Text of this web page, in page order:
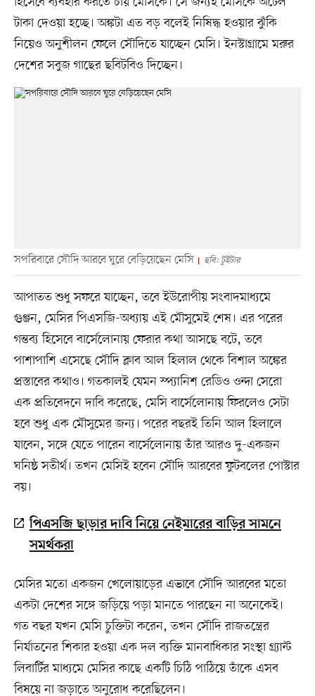
টাকা দেওয়া হচ্ছে। অঙ্কটা এত বড় বলেই নিষিদ্ধ হওয়ার ঝুঁকি
নিয়েও অনুশীলন ফেলে সৌদিতে যাচ্ছেন মেসি। ইনস্টাগ্রামে মরুর
দেশের সবুজ গাছের ছবিটবিও দিচ্ছেন।
সপরিবারে সৌদি আরবে ঘুরে বেড়িয়েছেন মেসি ছবি: টুইটার
আপাতত শুধু সফরে যাচ্ছেন, তবে ইউরোপীয় সংবাদমাধ্যমে
গুঞ্জন, মেসির পিএসজি-অধ্যায় এই মৌসুমেই শেষ। এর পরের
গন্তব্য হিসেবে বার্সেলোনায় ফেরার কথা আসছে বটে, তবে
পাশাপাশি এসেছে সৌদি ক্লাব আল হিলাল থেকে বিশাল অঙ্কের
প্রস্তাবের কথাও। গতকালই যেমন স্প্যানিশ রেডিও ওন্দা সেরো
এক প্রতিবেদনে দাবি করেছে, মেসি বার্সেলোনায় ফিরলেও সেটা
হবে শুধু এক মৌসুমের জন্য। পরের বছরই তিনি আল হিলালে
যাবেন, সঙ্গে যেতে পারেন বার্সেলোনায় তাঁর আরও দু-একজন
ঘনিষ্ঠ সতীর্থ। তখন মেসিই হবেন সৌদি আরবের ফুটবলের পোস্টার
বয়।
পিএসজি ছাড়ার দাবি নিয়ে নেইমারের বাড়ির সামনে
সমর্থকরা
মেসির মতো একজন খেলোয়াড়ের এভাবে সৌদি আরবের মতো
একটা দেশের সঙ্গে জড়িয়ে পড়া মানতে পারছেন না অনেকেই।
গত বছর যখন মেসি চুক্তিটা করেন, তখন সৌদি রাজতন্ত্রের
নির্যাতনের শিকার হওয়া এক দল ব্যক্তি মানবাধিকার সংস্থা গ্র্যান্ট
লিবার্টির মাধ্যমে মেসির কাছে একটি চিঠি পাঠিয়ে তাঁকে এসব
বিষয়ে না জড়াতে অনুরোধ করেছিলেন।